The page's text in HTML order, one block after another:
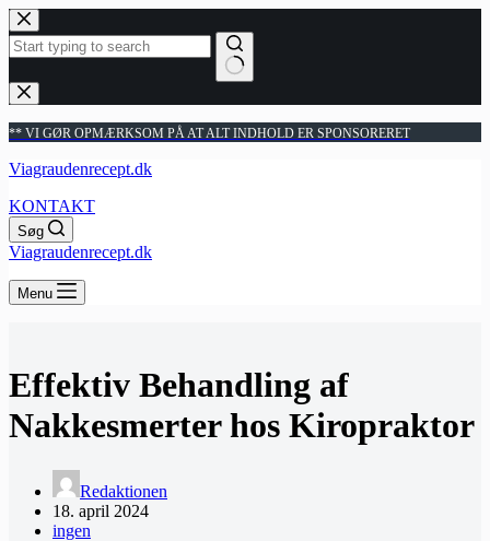
Fortsæt
til
indhold
Ingen
resultater
** VI GØR OPMÆRKSOM PÅ AT ALT INDHOLD ER SPONSORERET
Viagraudenrecept.dk
KONTAKT
Søg
Viagraudenrecept.dk
Menu
Effektiv Behandling af
Nakkesmerter hos Kiropraktor
Redaktionen
18. april 2024
ingen